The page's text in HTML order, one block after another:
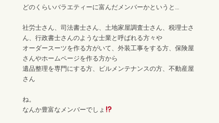
どのくらいバラエティーに富んだメンバーかというと…
社労士さん、司法書士さん、土地家屋調査士さん、税理士さ
ん、行政書士さんのような士業と呼ばれる方々や
オーダースーツを作る方がいて、外装工事をする方、保険屋
さんやホームページを作る方から
遺品整理を専門にする方、ビルメンテナンスの方、不動産屋
さん
ね。
なんか豊富なメンバーでしょ